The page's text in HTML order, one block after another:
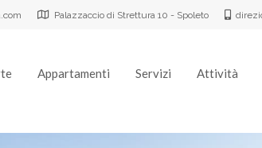
Palazzaccio di Strettura 10 - Spoleto
Appartamenti Servizi Attività